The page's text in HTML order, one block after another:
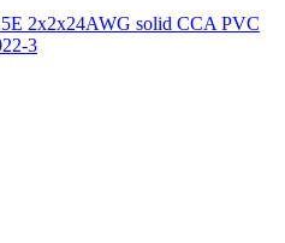
2х2х24AWG solid CCA PVC
3